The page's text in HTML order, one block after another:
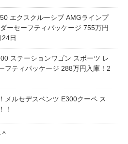
リクルート
会社概要
納車blog
T.U.C.GROUP
エクスクルーシブ AMGラインプ
ーセーフティパッケージ 755万円
24日
ステーションワゴン スポーツ レ
フティパッケージ 288万円入庫！2
メルセデスベンツ E300クーペ ス
！
^